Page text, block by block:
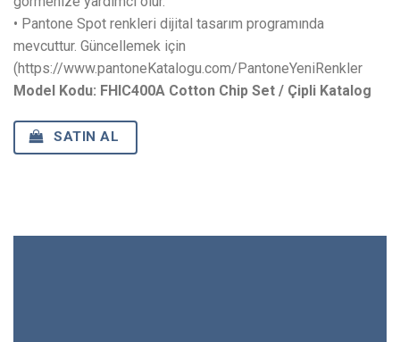
• Pantone Spot renkleri dijital tasarım programında
mevcuttur. Güncellemek için
(https://www.pantoneKatalogu.com/PantoneYeniRenkler
Model Kodu: FHIC400A Cotton Chip Set / Çipli Katalog
SATIN AL